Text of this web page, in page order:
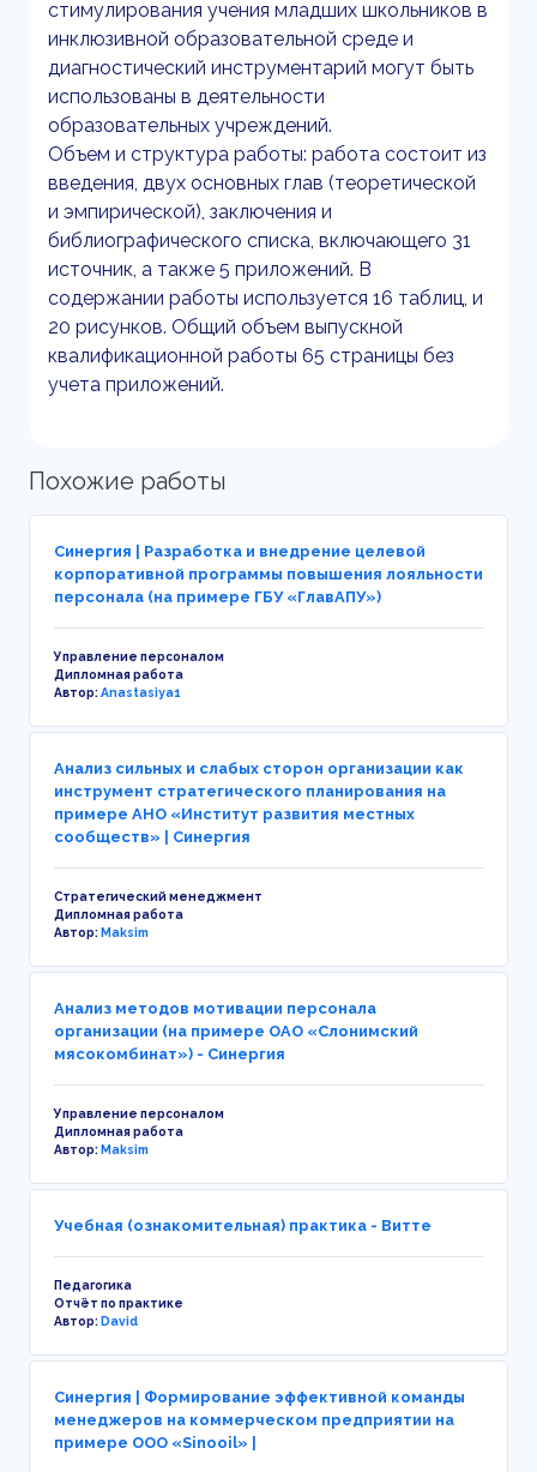
стимулирования учения младших школьников в
инклюзивной образовательной среде и
диагностический инструментарий могут быть
использованы в деятельности
образовательных учреждений.
Объем и структура работы: работа состоит из
введения, двух основных глав (теоретической
и эмпирической), заключения и
библиографического списка, включающего 31
источник, а также 5 приложений. В
содержании работы используется 16 таблиц, и
20 рисунков. Общий объем выпускной
квалификационной работы 65 страницы без
учета приложений.
Похожие работы
Синергия | Разработка и внедрение целевой
корпоративной программы повышения лояльности
персонала (на примере ГБУ «ГлавАПУ»)
Управление персоналом
Дипломная работа
Автор:Anastasiya1
Анализ сильных и слабых сторон организации как
инструмент стратегического планирования на
примере АНО «Институт развития местных
сообществ» | Синергия
Стратегический менеджмент
Дипломная работа
Автор:Maksim
Анализ методов мотивации персонала
организации (на примере ОАО «Слонимский
мясокомбинат») - Синергия
Управление персоналом
Дипломная работа
Автор:Maksim
Учебная (ознакомительная) практика - Витте
Педагогика
Отчёт по практике
Автор:David
Синергия | Формирование эффективной команды
менеджеров на коммерческом предприятии на
примере ООО «Sinooil» |